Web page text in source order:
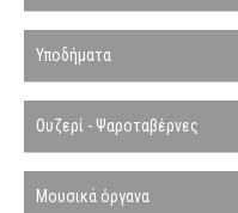
Υποδήματα
Ουζερί - Ψαροταβέρνες
Μουσικά όργανα